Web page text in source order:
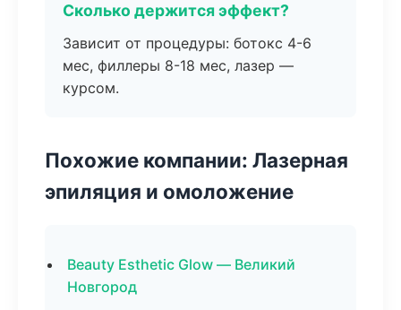
Сколько держится эффект?
Зависит от процедуры: ботокс 4-6
мес, филлеры 8-18 мес, лазер —
курсом.
Похожие компании: Лазерная
эпиляция и омоложение
Beauty Esthetic Glow — Великий
Новгород